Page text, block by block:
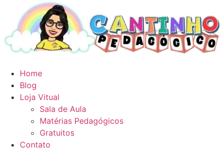
conteúdo
Home
Blog
Loja Vitual
Sala de Aula
Matérias Pedagógicos
Gratuitos
Contato